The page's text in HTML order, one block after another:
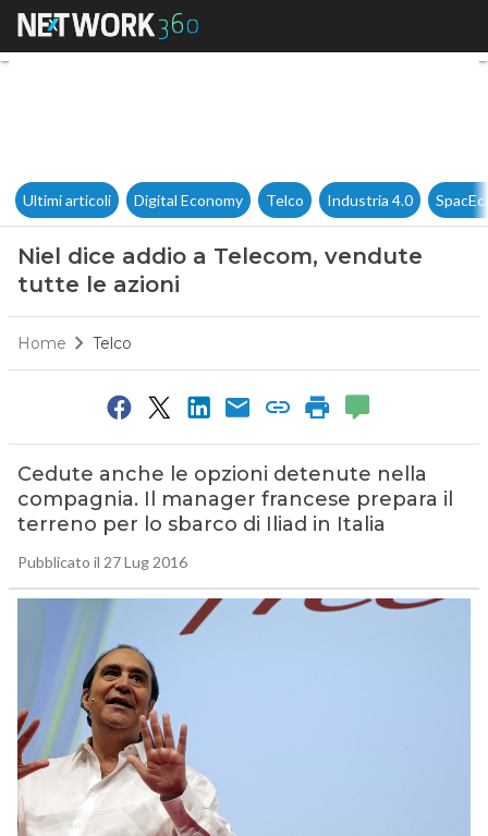
Niel dice addio a Telecom,
Ultimi articoli Digital Economy Telco Industria 4.0
Niel dice addio a Telecom, vendute
tutte le azioni
Home Telco
Cedute anche le opzioni detenute nella
compagnia. Il manager francese prepara il
terreno per lo sbarco di Iliad in Italia
Pubblicato il 27 Lug 2016